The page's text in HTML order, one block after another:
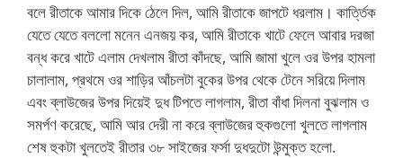
বলে রীতাকে আমার দিকে ঠেলে দিল, আমি রীতাকে জাপটে ধরলাম। কার্ত্তিক
যেতে যেতে বললো মনেন এনজয় কর, আমি রীতাকে খাটে ফেলে আবার দরজা
বন্ধ করে খাটে এলাম দেখলাম রীতা কাঁদছে, আমি জামা খুলে ওর উপর হামলা
চালালাম, প্রথমে ওর শাড়ির আঁচলটা বুকের উপর থেকে টেনে সরিয়ে দিলাম
এবং ব্লাউজের উপর দিয়েই দুধ টিপতে লাগলাম, রীতা বাঁধা দিলনা বুঝলাম ও
সমর্পণ করেছে, আমি আর দেরী না করে ব্লাউজের হুকগুলো খুলতে লাগলাম
শেষ হুকটা খুলতেই রীতার ৩৮ সাইজের ফর্সা দুধদুটো উন্মুক্ত হলো.